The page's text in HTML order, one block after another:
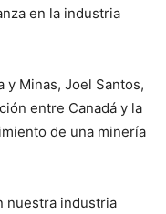
en la industria
y Minas, Joel Santos,
entre Canadá y la
de una minería
nuestra industria